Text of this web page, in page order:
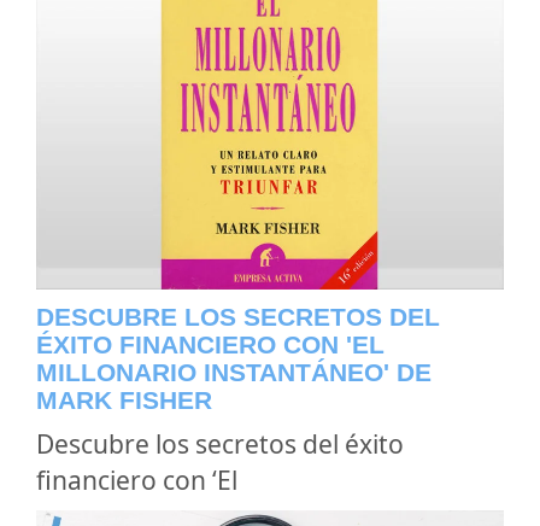
DESCUBRE LOS SECRETOS DEL
ÉXITO FINANCIERO CON 'EL
MILLONARIO INSTANTÁNEO' DE
MARK FISHER
Descubre los secretos del éxito
financiero con ‘El